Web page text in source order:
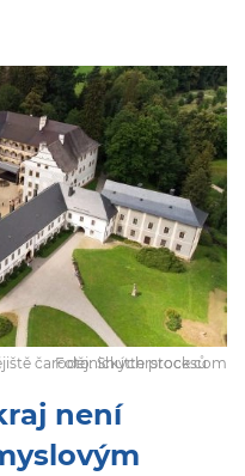
čarodějnických procesů
Foto: Shutterstock.com
není